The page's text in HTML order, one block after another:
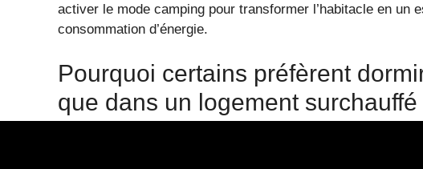
activer le mode camping pour transformer l’habitacle en un
consommation d’énergie.
Pourquoi certains préfèrent
que dans un logement surchauffé